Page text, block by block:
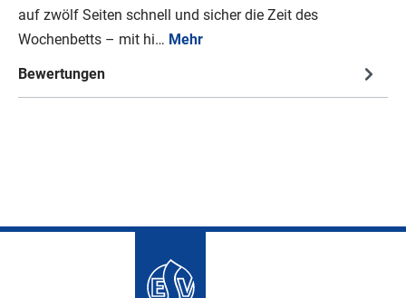
auf zwölf Seiten schnell und sicher die Zeit des
Wochenbetts – mit hi… Mehr
Bewertungen